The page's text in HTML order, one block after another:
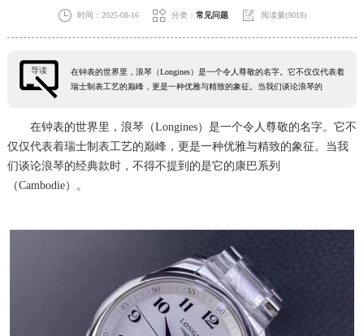
 时间：2025-08-16  分类： 常见问题  阅读量(9018)
导读
在钟表的世界里，浪琴（Longines）是一个令人尊敬的名字。它不仅仅代表着
瑞士制表工艺的巅峰，更是一种优雅与精致的象征。当我们谈论浪琴的
在钟表的世界里，浪琴（Longines）是一个令人尊敬的名字。它不
仅仅代表着瑞士制表工艺的巅峰，更是一种优雅与精致的象征。当我
们谈论浪琴的经典款时，不得不提到的是它的康巴系列
（Cambodie）。